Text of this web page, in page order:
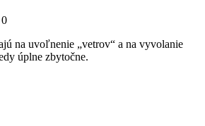
0
na uvoľnenie „vetrov“ a na vyvolanie
úplne zbytočne.